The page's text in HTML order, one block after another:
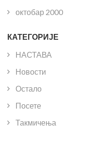
октобар 2000
КАТЕГОРИЈЕ
НАСТАВА
Новости
Остало
Посете
Такмичења